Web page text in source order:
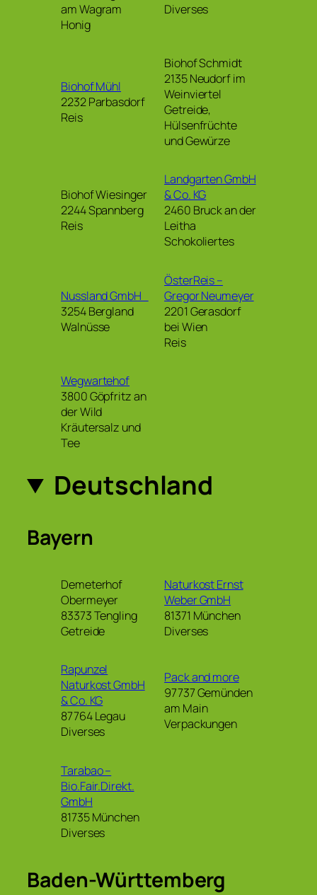
am Wagram
Honig
Diverses
Biohof Mühl
2232 Parbasdorf
Reis
Biohof Schmidt
2135 Neudorf im
Weinviertel
Getreide,
Hülsenfrüchte
und Gewürze
Biohof Wiesinger
2244 Spannberg
Reis
Landgarten GmbH
& Co. KG
2460 Bruck an der
Leitha
Schokoliertes
Nussland GmbH
3254 Bergland
Walnüsse
ÖsterReis –
Gregor Neumeyer
2201 Gerasdorf
bei Wien
Reis
Wegwartehof
3800 Göpfritz an
der Wild
Kräutersalz und
Tee
Deutschland
Bayern
Demeterhof
Obermeyer
83373 Tengling
Getreide
Naturkost Ernst
Weber GmbH
81371 München
Diverses
Rapunzel
Naturkost GmbH
& Co. KG
87764 Legau
Diverses
Pack and more
97737 Gemünden
am Main
Verpackungen
Tarabao –
Bio.Fair.Direkt.
GmbH
81735 München
Diverses
Baden-Württemberg